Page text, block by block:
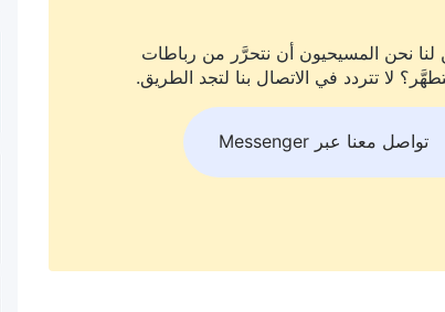
نحن المسيحيون أن نتحرَّر من رباطات
لا تتردد في الاتصال بنا لتجد الطريق.
تواصل معنا عبر Messenger